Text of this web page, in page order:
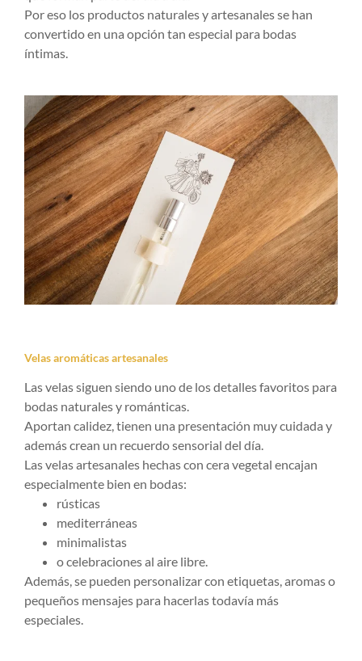
Por eso los productos naturales y artesanales se han
convertido en una opción tan especial para bodas
íntimas.
Velas aromáticas artesanales
Las velas siguen siendo uno de los detalles favoritos para
bodas naturales y románticas.
Aportan calidez, tienen una presentación muy cuidada y
además crean un recuerdo sensorial del día.
Las velas artesanales hechas con cera vegetal encajan
especialmente bien en bodas:
rústicas
mediterráneas
minimalistas
o celebraciones al aire libre.
Además, se pueden personalizar con etiquetas, aromas o
pequeños mensajes para hacerlas todavía más
especiales.